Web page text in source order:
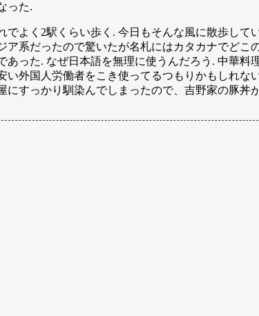
った.
でよく2駅くらい歩く. 今日もそんな風に散歩し
ア系だったので驚いたが名札にはカタカナでど
あった. なぜ日本語を無理に使うんだろう. 中華
い外国人労働者をこき使ってるつもりかもしれ
にすっかり馴染んでしまったので、吉野家の豚丼